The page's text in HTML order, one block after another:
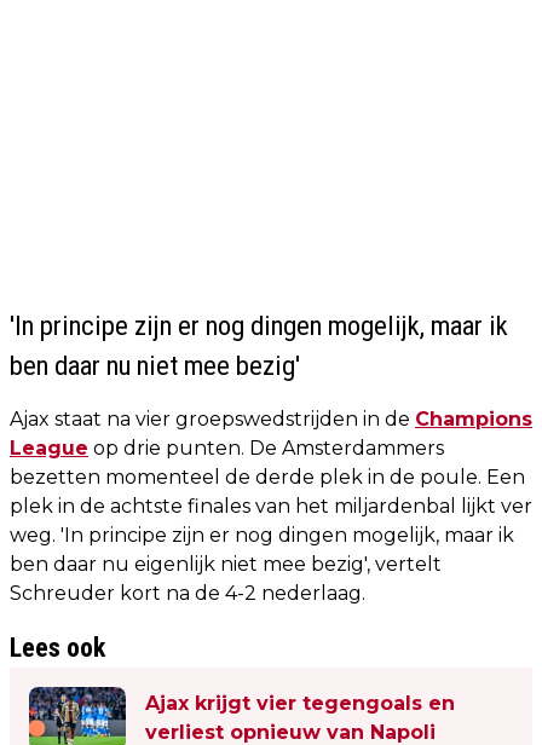
'In principe zijn er nog dingen mogelijk, maar ik
ben daar nu niet mee bezig'
Ajax staat na vier groepswedstrijden in de Champions
League op drie punten. De Amsterdammers
bezetten momenteel de derde plek in de poule. Een
plek in de achtste finales van het miljardenbal lijkt ver
weg. 'In principe zijn er nog dingen mogelijk, maar ik
ben daar nu eigenlijk niet mee bezig', vertelt
Schreuder kort na de 4-2 nederlaag.
Lees ook
Ajax krijgt vier tegengoals en
verliest opnieuw van Napoli